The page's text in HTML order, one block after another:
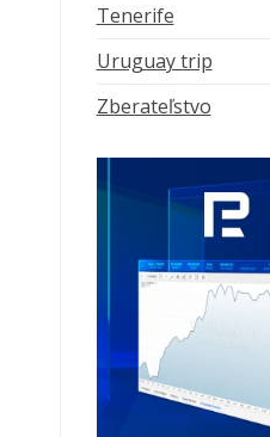
Tenerife
Uruguay trip
Zberateľstvo